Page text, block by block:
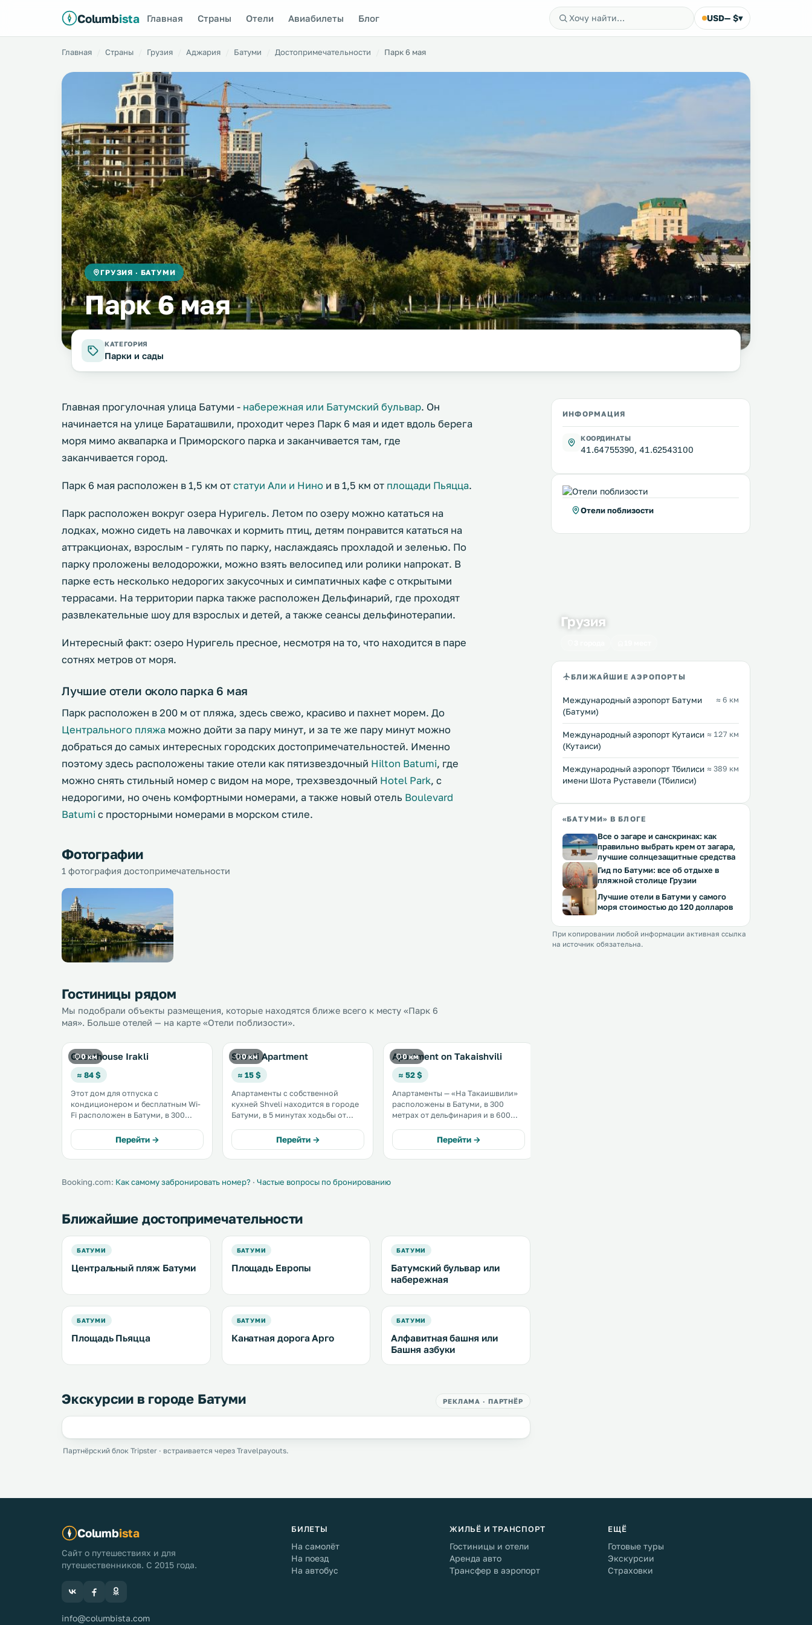
Columbista Главная Страны Отели Авиабилеты Блог USD— $▾
Главная Страны Грузия Аджария Батуми Достопримечательности Парк 6 мая
ГРУЗИЯ · БАТУМИ
Парк 6 мая
КАТЕГОРИЯ
Парки и сады
Главная прогулочная улица Батуми - набережная или Батумский бульвар. Он
начинается на улице Бараташвили, проходит через Парк 6 мая и идет вдоль берега
моря мимо аквапарка и Приморского парка и заканчивается там, где
заканчивается город.
Парк 6 мая расположен в 1,5 км от статуи Али и Нино и в 1,5 км от площади Пьяцца.
Парк расположен вокруг озера Нуригель. Летом по озеру можно кататься на
лодках, можно сидеть на лавочках и кормить птиц, детям понравится кататься на
аттракционах, взрослым - гулять по парку, наслаждаясь прохладой и зеленью. По
парку проложены велодорожки, можно взять велосипед или ролики напрокат. В
парке есть несколько недорогих закусочных и симпатичных кафе с открытыми
террасами. На территории парка также расположен Дельфинарий, где проходят
развлекательные шоу для взрослых и детей, а также сеансы дельфинотерапии.
Интересный факт: озеро Нуригель пресное, несмотря на то, что находится в паре
сотнях метров от моря.
Лучшие отели около парка 6 мая
Парк расположен в 200 м от пляжа, здесь свежо, красиво и пахнет морем. До
Центрального пляжа можно дойти за пару минут, и за те же пару минут можно
добраться до самых интересных городских достопримечательностей. Именно
поэтому здесь расположены такие отели как пятизвездочный Hilton Batumi, где
можно снять стильный номер с видом на море, трехзвездочный Hotel Park, с
недорогими, но очень комфортными номерами, а также новый отель Boulevard
Batumi с просторными номерами в морском стиле.
Фотографии
1 фотография достопримечательности
Гостиницы рядом
Мы подобрали объекты размещения, которые находятся ближе всего к месту «Парк 6
мая». Больше отелей — на карте «Отели поблизости».
0 км
Guesthouse Irakli
≈ 84 $
Этот дом для отпуска с
кондиционером и бесплатным Wi-
Fi расположен в Батуми, в 300
метрах от Батумского
археологического музея. На кухне
можно пользоваться духовкой,
чайником. .
Перейти →
0 км
Shveli Apartment
≈ 15 $
Апартаменты с собственной
кухней Shveli находится в городе
Батуми, в 5 минутах ходьбы от
светлые апартаменты в
классическом стиле располагают
балконом, стиральной машиной и
Перейти →
0 км
Apartment on Takaishvili
≈ 52 $
Апартаменты — «На Такаишвили»
расположены в Батуми, в 300
метрах от дельфинария и в 600
Европы. На всей территории
можно воспользоваться
Перейти →
Booking.com: Как самому забронировать номер? · Частые вопросы по бронированию
Ближайшие достопримечательности
БАТУМИ
Центральный пляж Батуми
БАТУМИ
Площадь Европы
БАТУМИ
Батумский бульвар или
набережная
БАТУМИ
Площадь Пьяцца
БАТУМИ
Канатная дорога Арго
БАТУМИ
Алфавитная башня или
Башня азбуки
Экскурсии в городе Батуми РЕКЛАМА · ПАРТНЁР
Партнёрский блок Tripster · встраивается через Travelpayouts.
ИНФОРМАЦИЯ
КООРДИНАТЫ
41.64755390, 41.62543100
Отели поблизости
Грузия
БЛИЖАЙШИЕ АЭРОПОРТЫ
Международный аэропорт Батуми
(Батуми)
≈ 6 км
Международный аэропорт Кутаиси
(Кутаиси)
≈ 127 км
Международный аэропорт Тбилиси
имени Шота Руставели (Тбилиси)
≈ 389 км
«БАТУМИ» В БЛОГЕ
Все о загаре и санскринах: как
правильно выбрать крем от загара,
лучшие солнцезащитные средства
Гид по Батуми: все об отдыхе в
пляжной столице Грузии
Лучшие отели в Батуми у самого
моря стоимостью до 120 долларов
При копировании любой информации активная ссылка
на источник обязательна.
Columbista
Сайт о путешествиях и для
путешественников. С 2015 года.
info@columbista.com
БИЛЕТЫ
На самолёт
На поезд
На автобус
ЖИЛЬЁ И ТРАНСПОРТ
Гостиницы и отели
Аренда авто
Трансфер в аэропорт
ЕЩЁ
Готовые туры
Экскурсии
Страховки